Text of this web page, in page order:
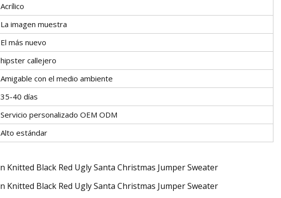
Acrílico
La imagen muestra
El más nuevo
hipster callejero
Amigable con el medio ambiente
35-40 días
Servicio personalizado OEM ODM
Alto estándar